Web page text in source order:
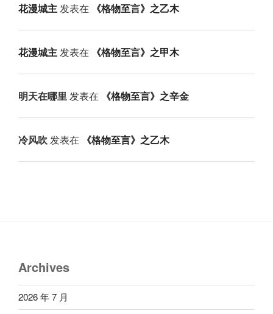
花漫城主发表在 《格物至言》之乙木
花漫城主发表在 《格物至言》之甲木
明天在哪里发表在 《格物至言》之辛金
冷风吹 发表在 《格物至言》之乙木
Archives
2026 年 7 月